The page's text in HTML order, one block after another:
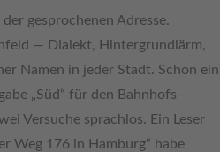
gesprochenen Adresse.
— Dialekt, Hintergrundlärm,
Namen in jeder Stadt. Schon ein
„Süd“ für den Bahnhofs-
Versuche sprachlos. Ein Leser
Weg 176 in Hamburg“ habe